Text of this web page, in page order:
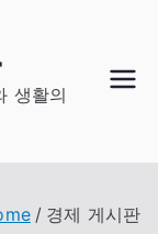
생활의
경제 게시판